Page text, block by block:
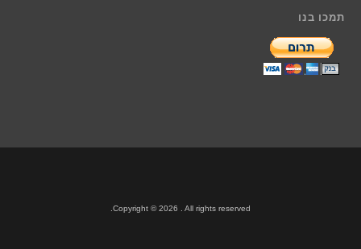
תמכו בנו
Copyright © 2026 . All rights reserved.